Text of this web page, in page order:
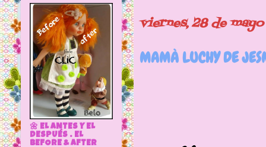
viernes, 28 de
MAMÀ LUCHY DE
🌼 EL ANTES Y EL
DESPUÉS . EL
BEFORE & AFTER